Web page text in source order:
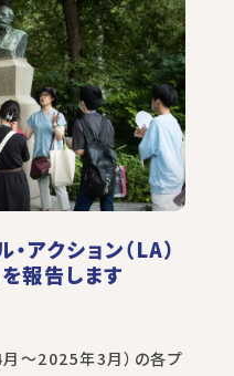
アクション（LA）
報告します
～2025年3月）の各プ